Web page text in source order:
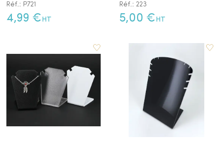
Réf.: P721
4,99 € HT
Réf.: 223
5,00 € HT